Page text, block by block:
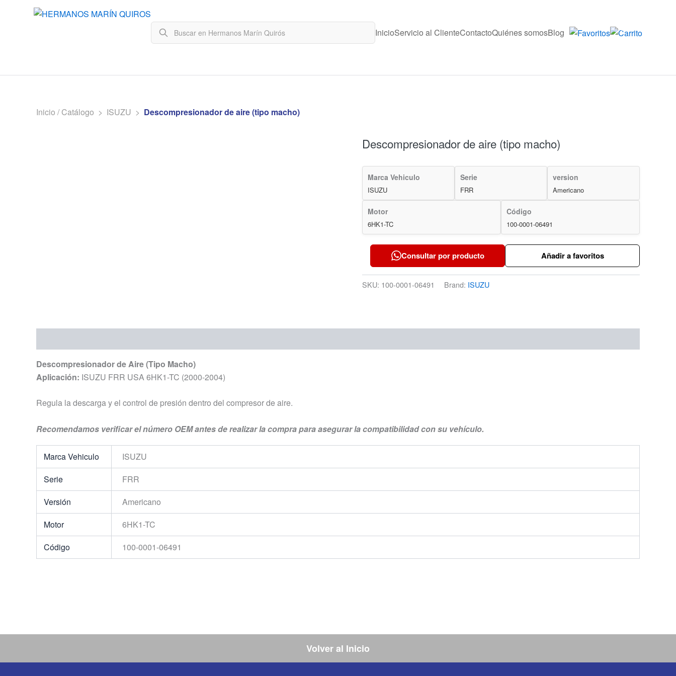
InicioServicio al ClienteContactoQuiénes somosBlog 0
Inicio / Catálogo > ISUZU > Descompresionador de aire (tipo macho)
Descompresionador de aire (tipo macho)
Marca Vehiculo
ISUZU
Serie
FRR
version
Americano
Motor
6HK1-TC
Código
100-0001-06491
Consultar por producto Añadir a favoritos
SKU: 100-0001-06491 Brand: ISUZU
Descompresionador de Aire (Tipo Macho)
Aplicación: ISUZU FRR USA 6HK1-TC (2000-2004)
Regula la descarga y el control de presión dentro del compresor de aire.
Recomendamos verificar el número OEM antes de realizar la compra para asegurar la compatibilidad con su vehículo.
Marca Vehiculo
ISUZU
Serie
FRR
Versión
Americano
Motor
6HK1-TC
Código
100-0001-06491
Volver al Inicio